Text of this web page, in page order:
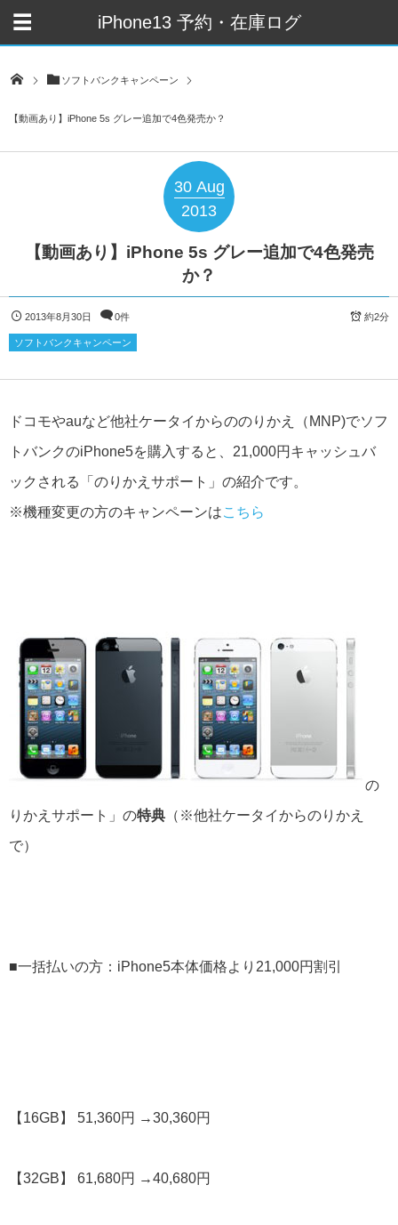
iPhone13 予約・在庫ログ
ソフトバンクキャンペーン
【動画あり】iPhone 5s グレー追加で4色発売か？
30 Aug
2013
【動画あり】iPhone 5s グレー追加で4色発売
か？
2013年8月30日 0件 約2分
ソフトバンクキャンペーン
ドコモやauなど他社ケータイからののりかえ（MNP)でソフ
トバンクのiPhone5を購入すると、21,000円キャッシュバ
ックされる「のりかえサポート」の紹介です。
※機種変更の方のキャンペーンはこちら
の
りかえサポート」の特典 （※他社ケータイからのりかえ
で）
■一括払いの方：iPhone5本体価格より21,000円割引
【16GB】 51,360円 →30,360円
【32GB】 61,680円 →40,680円